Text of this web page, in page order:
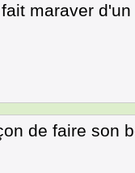
maraver
de faire son